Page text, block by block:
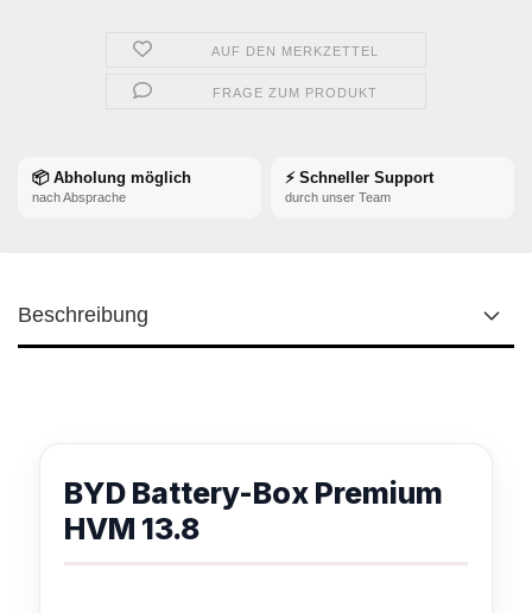
AUF DEN MERKZETTEL
FRAGE ZUM PRODUKT
📦 Abholung möglich
nach Absprache
⚡ Schneller Support
durch unser Team
Beschreibung
BYD Battery-Box Premium
HVM 13.8